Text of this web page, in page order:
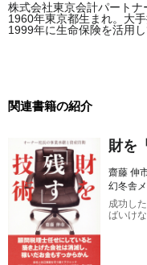
株式会社東京会計パート
1960年東京都生まれ。大
1999年に生命保険を活用
関連書籍の紹介
財を
齋藤 伸
幻冬舎
成功し
ばいけ